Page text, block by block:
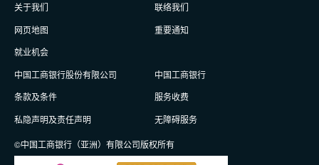
关于我们
联络我们
网页地图
重要通知
就业机会
中国工商银行股份有限公司
中国工商银行
条款及条件
服务收费
私隐声明及责任声明
无障碍服务
©中国工商银行（亚洲）有限公司版权所有